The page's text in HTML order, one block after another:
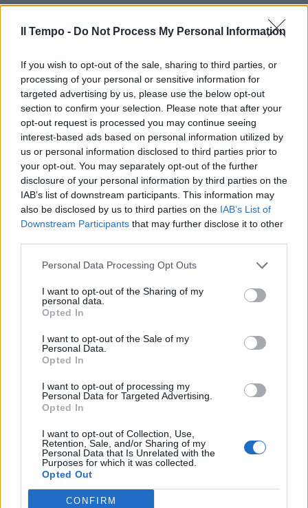
Il Tempo - Do Not Process My Personal Information
If you wish to opt-out of the sale, sharing to third parties, or
processing of your personal or sensitive information for
targeted advertising by us, please use the below opt-out
section to confirm your selection. Please note that after your
opt-out request is processed you may continue seeing
interest-based ads based on personal information utilized by
us or personal information disclosed to third parties prior to
your opt-out. You may separately opt-out of the further
disclosure of your personal information by third parties on the
IAB’s list of downstream participants. This information may
also be disclosed by us to third parties on the IAB’s List of
Downstream Participants that may further disclose it to other
Personal Data Processing Opt Outs
I want to opt-out of the Sharing of my
personal data.
Opted In
I want to opt-out of the Sale of my
Personal Data.
Opted In
I want to opt-out of processing my
Personal Data for Targeted Advertising.
Opted In
I want to opt-out of Collection, Use,
Retention, Sale, and/or Sharing of my
Personal Data that Is Unrelated with the
Purposes for which it was collected.
Opted Out
CONFIRM